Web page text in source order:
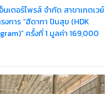
งการ “ฮีดากา ปันสุข (HDK
ครั้งที่ 1 มูลค่า 169,000